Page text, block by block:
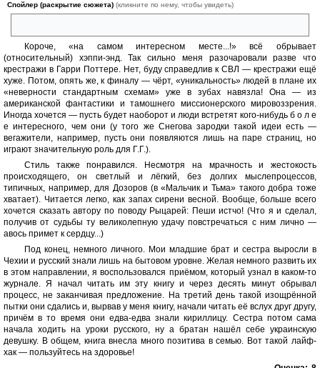
Спойлер (раскрытие сюжета) (кликните по нему, чтобы увидеть)
Короче, «на самом интересном месте...!» всё обрывает
(относительный) хэппи-энд. Так сильно меня разочаровали разве что
крестражи в Гарри Поттере. Нет, буду справедлив к СВЛ — крестражи ещё
хуже. Потом, опять же, к финалу — чёрт, «уникальность» людей в плане их
«неверности стандартным схемам» уже в зубах навязла! Она — из
американской фантастики и тамошнего миссионерского мировоззрения.
Иногда хочется — пусть будет наоборот и люди встретят кого-нибудь б о л е
е интересного, чем они (у того же Снегова зародки такой идеи есть —
вегажители, например, пусть они появляются лишь на паре страниц, но
играют значительную роль для Г.Г.).
Стиль также понравился. Несмотря на мрачность и жестокость
происходящего, он светлый и лёгкий, без долгих мыслепроцессов,
типичных, например, для Дозоров (в «Мальчик и Тьма» такого добра тоже
хватает). Читается легко, как запах сирени весной. Вообще, больше всего
хочется сказать автору по поводу Рыцарей: Пеши истчо! (Что я и сделал,
получив от судьбы ту великолепную удачу повстречаться с ним лично —
авось примет к сердцу...)
Под конец, немного личного. Мои младшие брат и сестра выросли в
Чехии и русский знали лишь на бытовом уровне. Желая немного развить их
в этом направлении, я воспользовался приёмом, который узнал в каком-то
журнале. Я начал читать им эту книгу и через десять минут обрывал
процесс, не заканчивая предложение. На третий день такой изощрённой
пытки они сдались и, вырвав у меня книгу, начали читать её вслух друг другу,
причём в то время они едва-едва знали кириллицу. Сестра потом сама
начала ходить на уроки русского, ну а братан нашёл себе украинскую
девушку. В общем, книга внесла много позитива в семью. Вот такой лайф-
хак — пользуйтесь на здоровье!